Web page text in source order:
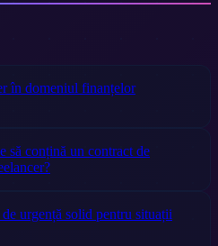
în domeniul finanțelor
să conțină un contract de
urgență solid pentru situații